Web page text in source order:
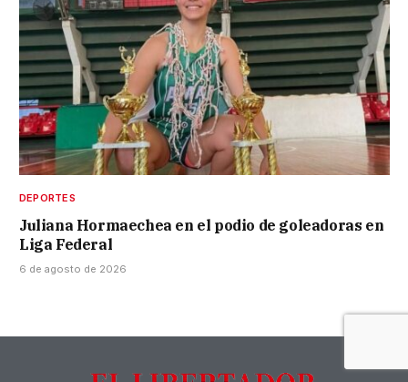
DEPORTES
Juliana Hormaechea en el podio de goleadoras en
Liga Federal
6 de agosto de 2026